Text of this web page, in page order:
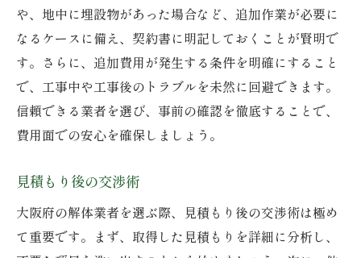
や、地中に埋設物があった場合など、追加作業が必要に
なるケースに備え、契約書に明記しておくことが賢明で
す。さらに、追加費用が発生する条件を明確にすること
で、工事中や工事後のトラブルを未然に回避できます。
信頼できる業者を選び、事前の確認を徹底することで、
費用面での安心を確保しましょう。
見積もり後の交渉術
大阪府の解体業者を選ぶ際、見積もり後の交渉術は極め
て重要です。まず、取得した見積もりを詳細に分析し、